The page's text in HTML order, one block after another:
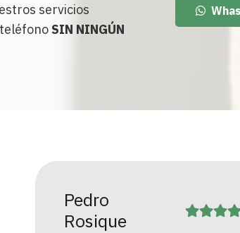
servicios
SIN NINGÚN
Pedro
Rosique